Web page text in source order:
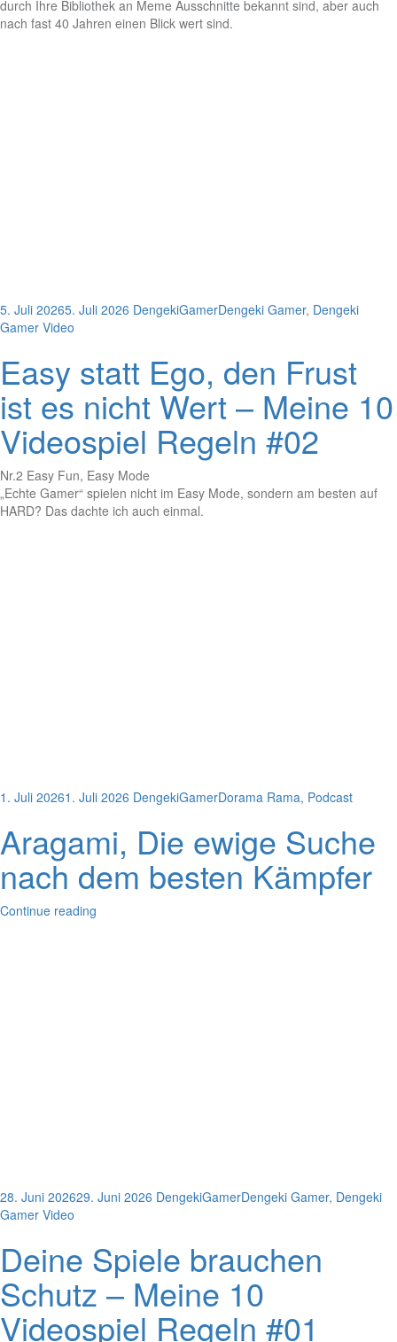
durch Ihre Bibliothek an Meme Ausschnitte bekannt sind, aber auch
nach fast 40 Jahren einen Blick wert sind.
5. Juli 20265. Juli 2026 DengekiGamerDengeki Gamer, Dengeki
Gamer Video
Easy statt Ego, den Frust
ist es nicht Wert – Meine 10
Videospiel Regeln #02
Nr.2 Easy Fun, Easy Mode
„Echte Gamer“ spielen nicht im Easy Mode, sondern am besten auf
HARD? Das dachte ich auch einmal.
1. Juli 20261. Juli 2026 DengekiGamerDorama Rama, Podcast
Aragami, Die ewige Suche
nach dem besten Kämpfer
Continue reading
28. Juni 202629. Juni 2026 DengekiGamerDengeki Gamer, Dengeki
Gamer Video
Deine Spiele brauchen
Schutz – Meine 10
Videospiel Regeln #01